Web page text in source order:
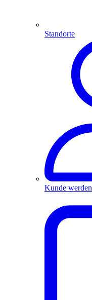
Standorte
Kunde werden